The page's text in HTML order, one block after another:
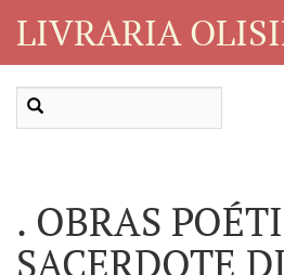
LIVRARIA
. OBRAS
SACERDOTE